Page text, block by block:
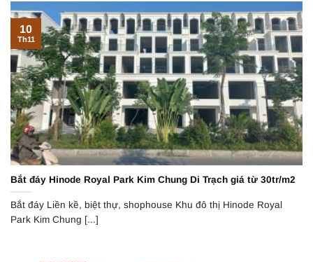
Bắt đáy Hinode Royal Park Kim Chung Di Trạch giá từ 30tr/m2
Bắt đáy Liền kề, biệt thự, shophouse Khu đô thị Hinode Royal
Park Kim Chung [...]
10
Th11